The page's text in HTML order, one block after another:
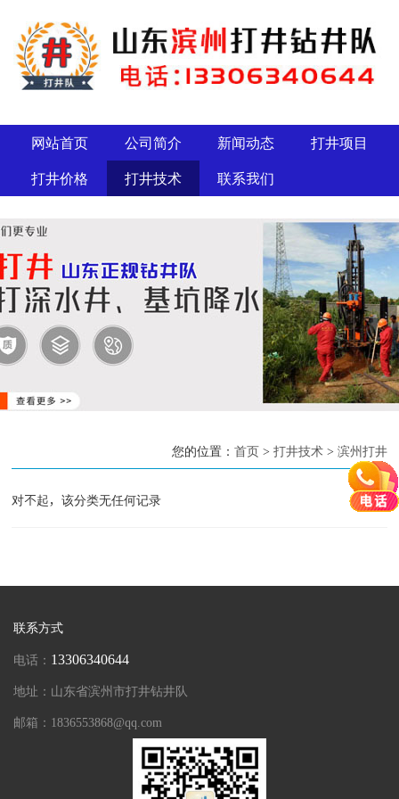
网站首页 公司简介 新闻动态 打井项目
打井价格 打井技术 联系我们
您的位置： 首页 > 打井技术> 滨州打井
对不起，该分类无任何记录
联系方式
电话： 13306340644
地址：山东省滨州市打井钻井队
邮箱：1836553868@qq.com